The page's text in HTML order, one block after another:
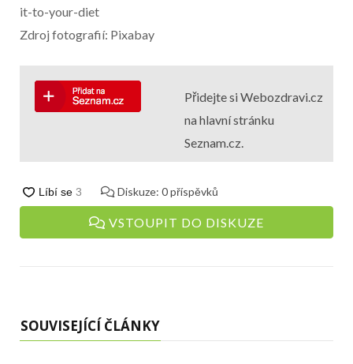
it-to-your-diet
Zdroj fotografií: Pixabay
Přidejte si Webozdravi.cz
na hlavní stránku
Seznam.cz.
Diskuze: 0příspěvků
VSTOUPIT DO DISKUZE
SOUVISEJÍCÍ ČLÁNKY